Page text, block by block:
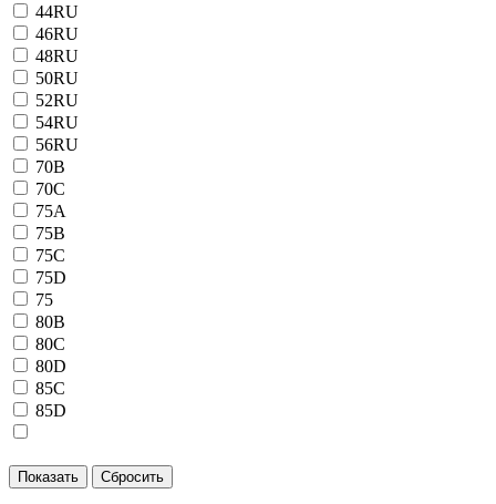
44RU
46RU
48RU
50RU
52RU
54RU
56RU
70B
70C
75A
75B
75C
75D
75
80B
80C
80D
85C
85D